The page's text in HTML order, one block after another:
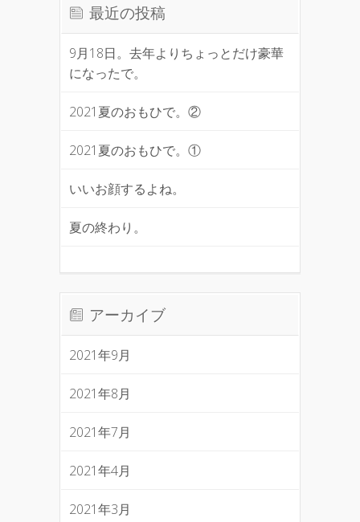
最近の投稿
9月18日。去年よりちょっとだけ豪華
になったで。
2021夏のおもひで。②
2021夏のおもひで。①
いいお顔するよね。
夏の終わり。
アーカイブ
2021年9月
2021年8月
2021年7月
2021年4月
2021年3月